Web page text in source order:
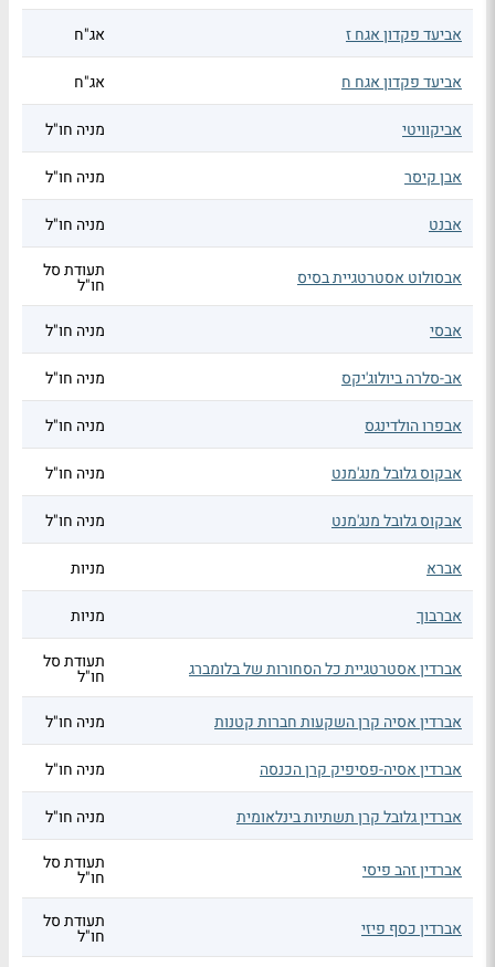
אביעד פקדון אגח ז אג"ח
אביעד פקדון אגח ח אג"ח
אביקוויטי מניה חו"ל
אבן קיסר מניה חו"ל
אבנט מניה חו"ל
אבסולוט אסטרטגיית בסיס תעודת סל
חו"ל
אבסי
מניה חו"ל
אב-סלרה ביולוג'יקס מניה חו"ל
אבפרו הולדינגס מניה חו"ל
אבקוס גלובל מנג'מנט מניה חו"ל
אבקוס גלובל מנג'מנט מניה חו"ל
אברא מניות
אברבוך מניות
אברדין אסטרטגיית כל הסחורות של בלומברג תעודת סל
חו"ל
אברדין אסיה קרן השקעות חברות קטנות
מניה חו"ל
אברדין אסיה-פסיפיק קרן הכנסה מניה חו"ל
אברדין גלובל קרן תשתיות בינלאומית מניה חו"ל
אברדין זהב פיסי תעודת סל
חו"ל
אברדין כסף פיזי תעודת סל
חו"ל